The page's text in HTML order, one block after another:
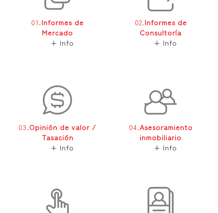
01.Informes de
Mercado
+ Info
02.Informes de
Consultoría
+ Info
03.Opinión de valor /
Tasación
+ Info
04.Asesoramiento
inmobiliario
+ Info